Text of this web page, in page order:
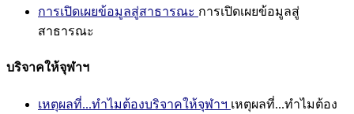
การเปิดเผยข้อมูลสู่สาธารณะ การเปิดเผยข้อมูลสู่
สาธารณะ
บริจาคให้จุฬาฯ
เหตุผลที่...ทำไมต้องบริจาคให้จุฬาฯ เหตุผลที่...ทำไมต้อง